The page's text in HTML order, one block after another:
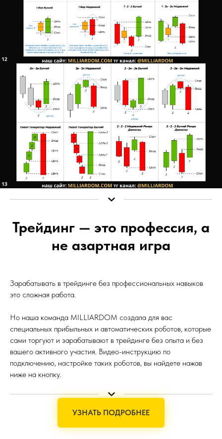
Трейдинг — это профессия, а
не азартная игра
Зарабатывать в трейдинге без профессиональных навыков
это сложная работа.
Но наша команда MILLIARDOM создала для вас
специальных прибыльных и автоматических роботов, которые
сами торгуют и зарабатывают в трейдинге без опыта и без
вашего активного участия. Видео-инструкцию по
подключению, настройке таких роботов, вы найдете нажав
ниже на кнопку.
УЗНАТЬ ПОДРОБНЕЕ